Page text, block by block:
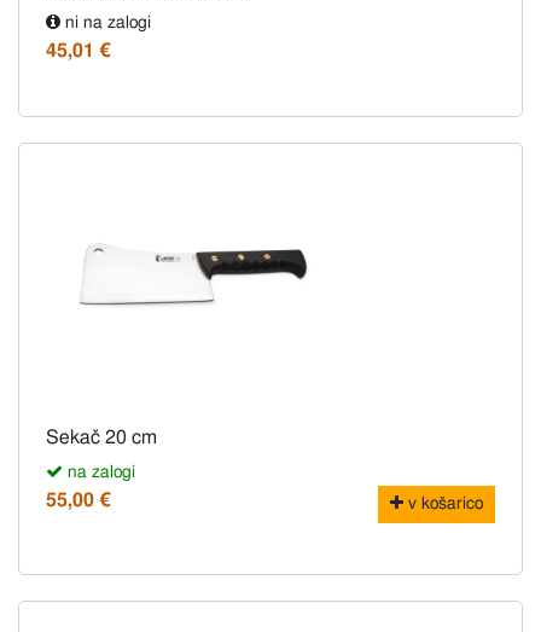
ni na zalogi
45,01 €
Sekač 20 cm
na zalogi
55,00 € v košarico